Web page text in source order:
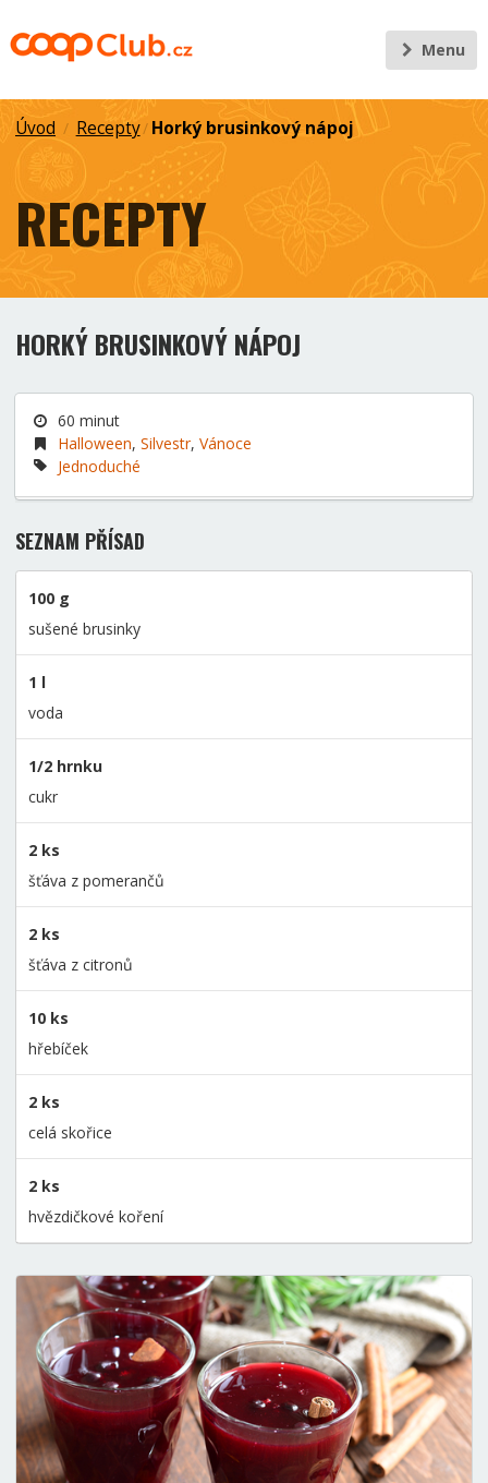
Menu
Úvod / Recepty/ Horký brusinkový nápoj
RECEPTY
HORKÝ BRUSINKOVÝ NÁPOJ
60 minut
Halloween, Silvestr, Vánoce
Jednoduché
SEZNAM PŘÍSAD
100 g
sušené brusinky
1 l
voda
1/2 hrnku
cukr
2 ks
šťáva z pomerančů
2 ks
šťáva z citronů
10 ks
hřebíček
2 ks
celá skořice
2 ks
hvězdičkové koření